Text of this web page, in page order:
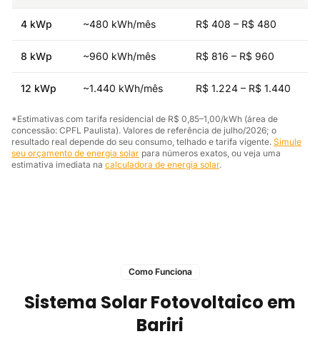
4 kWp ~480 kWh/mês R$ 408 – R$ 480
8 kWp ~960 kWh/mês R$ 816 – R$ 960
12 kWp ~1.440 kWh/mês R$ 1.224 – R$ 1.440
*Estimativas com tarifa residencial de R$ 0,85–1,00/kWh (área de
concessão: CPFL Paulista). Valores de referência de julho/2026; o
resultado real depende do seu consumo, telhado e tarifa vigente. Simule
seu orçamento de energia solar para números exatos, ou veja uma
estimativa imediata na calculadora de energia solar.
Como Funciona
Sistema Solar Fotovoltaico em
Bariri